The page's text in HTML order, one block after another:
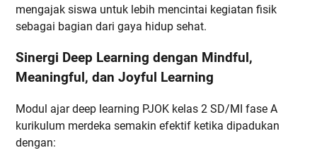
mengajak siswa untuk lebih mencintai kegiatan fisik
sebagai bagian dari gaya hidup sehat.
Sinergi Deep Learning dengan Mindful,
Meaningful, dan Joyful Learning
Modul ajar deep learning PJOK kelas 2 SD/MI fase A
kurikulum merdeka semakin efektif ketika dipadukan
dengan: